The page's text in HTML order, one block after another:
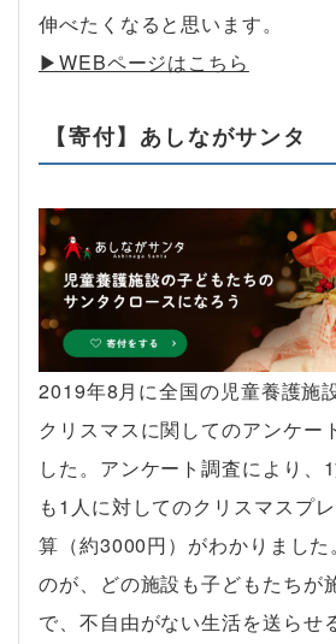
伸べたくなると思います。
▶︎WEBページはこちら
【寄付】あしながサンタ
2019年8月に全国の児童養護施
クリスマスに関してのアンケー
した。アンケート調査により、
も1人に対してのクリスマスプ
算（約3000円）がわかりました
のが、どの施設も子どもたちが
で、不自由がない生活を送らせ